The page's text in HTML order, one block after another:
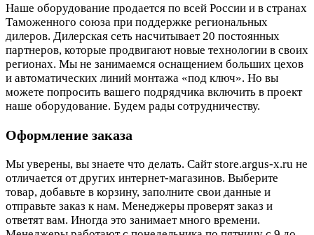
Наше оборудование продается по всей России и в странах
Таможенного союза при поддержке региональных
дилеров. Дилерская сеть насчитывает 20 постоянных
партнеров, которые продвигают новые технологии в своих
регионах. Мы не занимаемся оснащением больших цехов
и автоматических линий монтажа «под ключ». Но вы
можете попросить вашего подрядчика включить в проект
наше оборудование. Будем рады сотрудничеству.
Оформление заказа
Мы уверены, вы знаете что делать. Сайт store.argus-x.ru не
отличается от других интернет-магазинов. Выберите
товар, добавьте в корзину, заполните свои данные и
отправьте заказ к нам. Менеджеры проверят заказ и
ответят вам. Иногда это занимает много времени.